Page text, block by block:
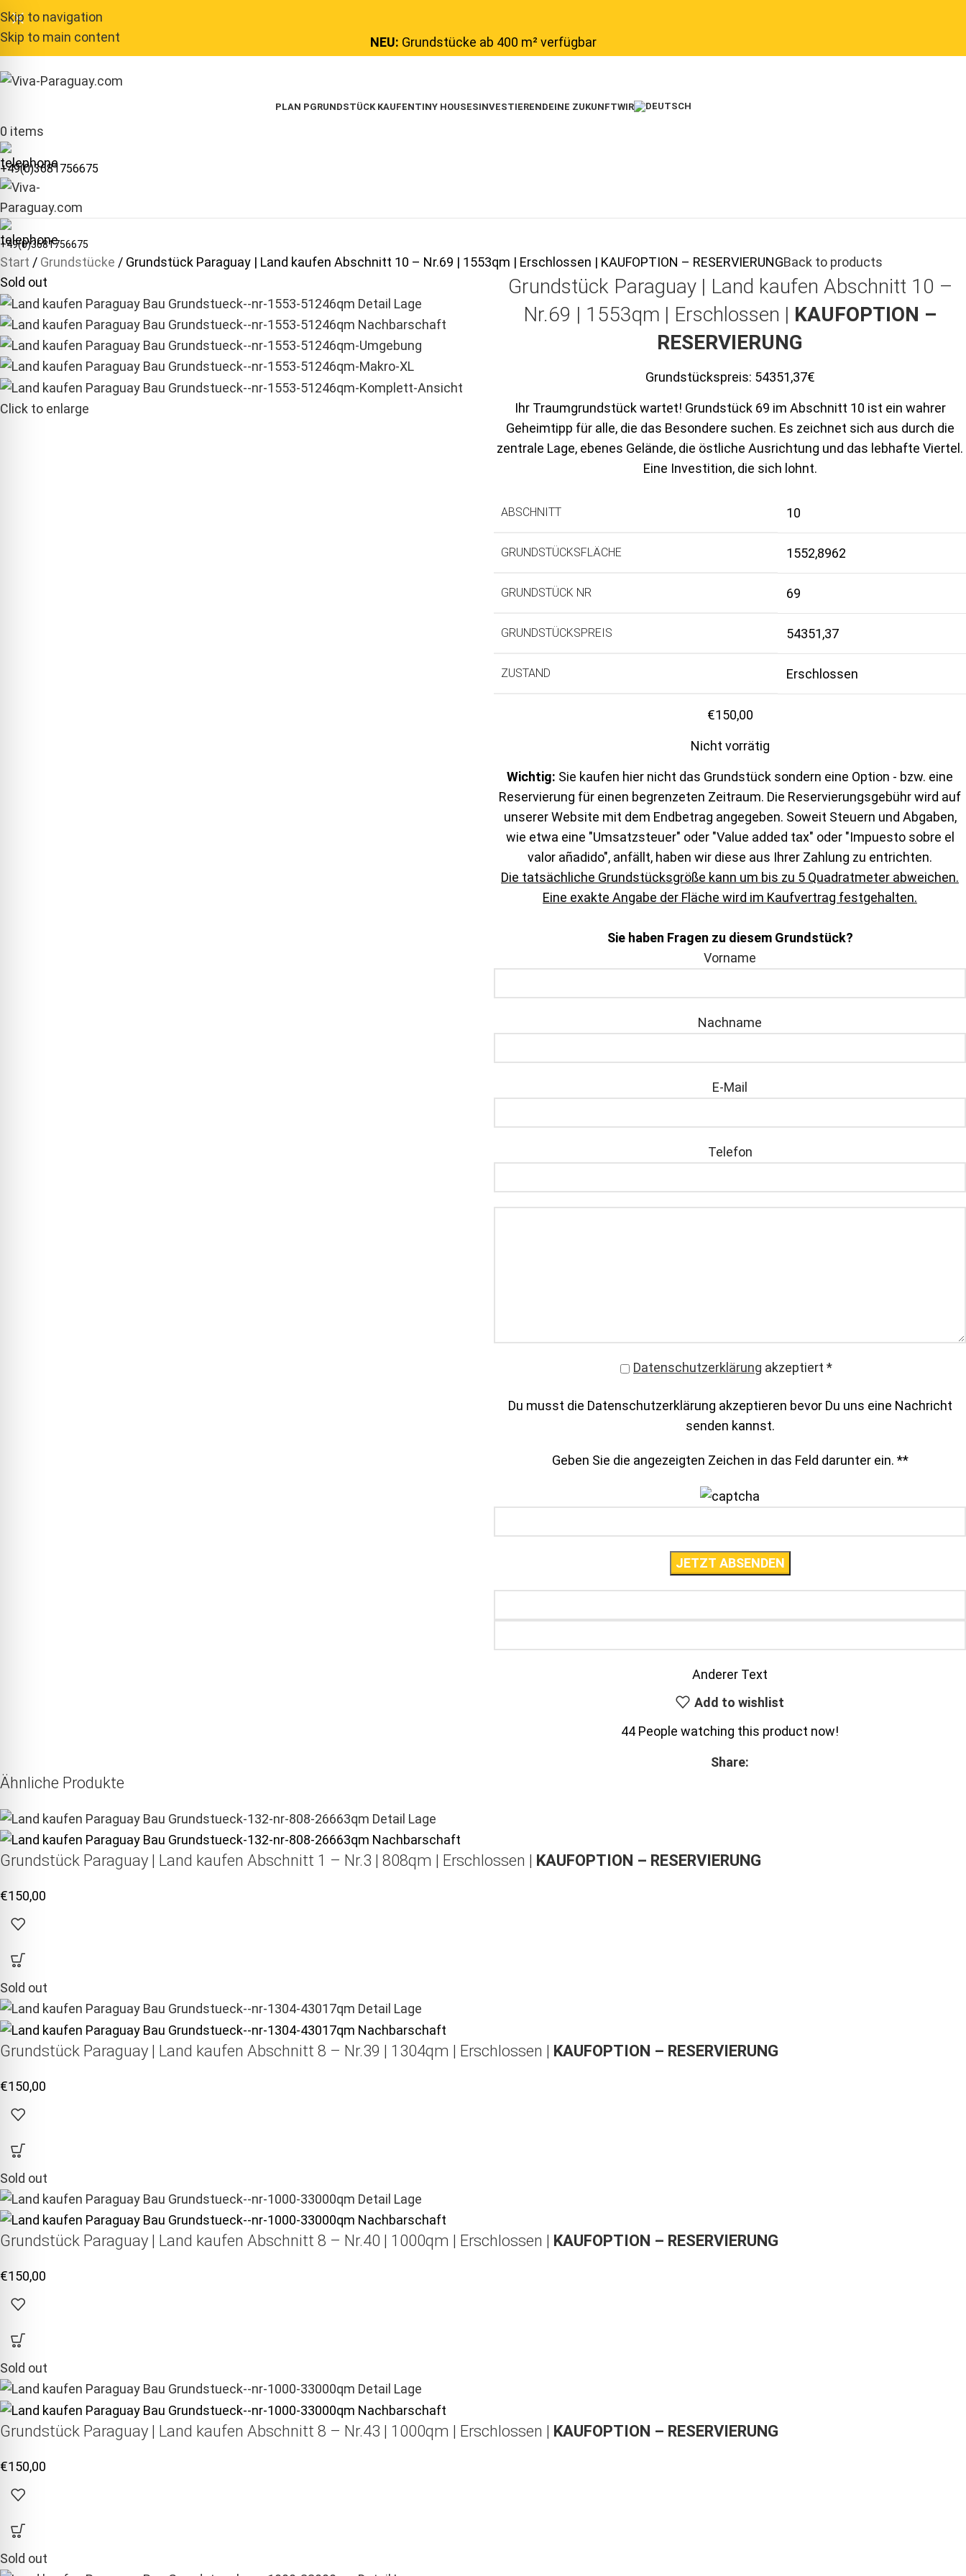
Skip to navigation
Skip to main content
NEU: Grundstücke ab 400 m² verfügbar
PLAN PGRUNDSTÜCK KAUFENTINY HOUSESINVESTIERENDEINE ZUKUNFTWIR
0 items
+49(0)3681756675
+49(0)3681756675
Start Grundstücke Grundstück Paraguay | Land kaufen Abschnitt 10 – Nr.69 | 1553qm | Erschlossen | KAUFOPTION – RESERVIERUNGBack to products
Sold out
Click to enlarge
Grundstück Paraguay | Land kaufen Abschnitt 10 –
Nr.69 | 1553qm | Erschlossen | KAUFOPTION –
RESERVIERUNG
Grundstückspreis: 54351,37€
Ihr Traumgrundstück wartet! Grundstück 69 im Abschnitt 10 ist ein wahrer
Geheimtipp für alle, die das Besondere suchen. Es zeichnet sich aus durch die
zentrale Lage, ebenes Gelände, die östliche Ausrichtung und das lebhafte Viertel.
Eine Investition, die sich lohnt.
ABSCHNITT 10
GRUNDSTÜCKSFLÄCHE 1552,8962
GRUNDSTÜCK NR 69
GRUNDSTÜCKSPREIS 54351,37
ZUSTAND Erschlossen
€150,00
Nicht vorrätig
Wichtig: Sie kaufen hier nicht das Grundstück sondern eine Option - bzw. eine
Reservierung für einen begrenzeten Zeitraum. Die Reservierungsgebühr wird auf
unserer Website mit dem Endbetrag angegeben. Soweit Steuern und Abgaben,
wie etwa eine "Umsatzsteuer" oder "Value added tax" oder "Impuesto sobre el
valor añadido", anfällt, haben wir diese aus Ihrer Zahlung zu entrichten.
Die tatsächliche Grundstücksgröße kann um bis zu 5 Quadratmeter abweichen.
Eine exakte Angabe der Fläche wird im Kaufvertrag festgehalten.
Sie haben Fragen zu diesem Grundstück?
Vorname
Nachname
E-Mail
Telefon
Datenschutzerklärung akzeptiert *
Du musst die Datenschutzerklärung akzeptieren bevor Du uns eine Nachricht
senden kannst.
Geben Sie die angezeigten Zeichen in das Feld darunter ein. **
Anderer Text
Add to wishlist
44 People watching this product now!
Share:
Ähnliche Produkte
Grundstück Paraguay | Land kaufen Abschnitt 1 – Nr.3 | 808qm | Erschlossen | KAUFOPTION – RESERVIERUNG
€150,00
Sold out
Grundstück Paraguay | Land kaufen Abschnitt 8 – Nr.39 | 1304qm | Erschlossen | KAUFOPTION – RESERVIERUNG
€150,00
Sold out
Grundstück Paraguay | Land kaufen Abschnitt 8 – Nr.40 | 1000qm | Erschlossen | KAUFOPTION – RESERVIERUNG
€150,00
Sold out
Grundstück Paraguay | Land kaufen Abschnitt 8 – Nr.43 | 1000qm | Erschlossen | KAUFOPTION – RESERVIERUNG
€150,00
Sold out